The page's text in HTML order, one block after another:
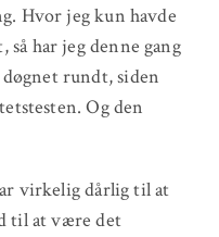
Hvor jeg kun havde
så har jeg denne gang
rundt, siden
Og den
virkelig dårlig til at
til at være det